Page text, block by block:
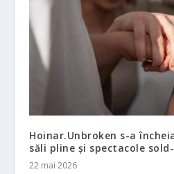
Hoinar.Unbroken s-a
săli pline și spectacole
22 mai 2026